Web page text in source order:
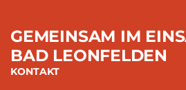
GEMEINSAM IM
BAD LEONFELDEN
KONTAKT